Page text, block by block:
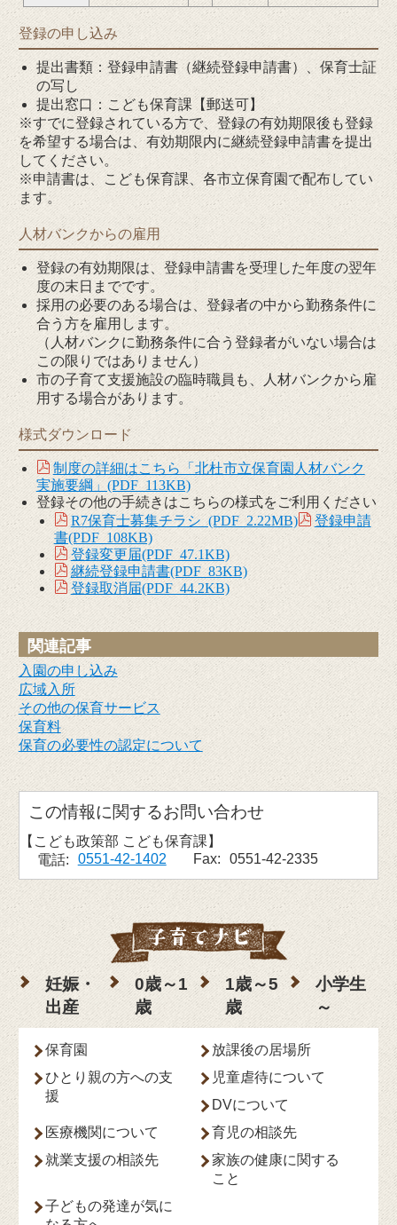
登録の申し込み
提出書類：登録申請書（継続登録申請書）、保育士証
の写し
提出窓口：こども保育課【郵送可】
※すでに登録されている方で、登録の有効期限後も登録
を希望する場合は、有効期限内に継続登録申請書を提出
してください。
※申請書は、こども保育課、各市立保育園で配布してい
ます。
人材バンクからの雇用
登録の有効期限は、登録申請書を受理した年度の翌年
度の末日までです。
採用の必要のある場合は、登録者の中から勤務条件に
合う方を雇用します。
（人材バンクに勤務条件に合う登録者がいない場合は
この限りではありません）
市の子育て支援施設の臨時職員も、人材バンクから雇
用する場合があります。
様式ダウンロード
制度の詳細はこちら「北杜市立保育園人材バンク
実施要綱」(PDF 113KB)
登録その他の手続きはこちらの様式をご利用ください
R7保育士募集チラシ (PDF 2.22MB)
登録申請
書(PDF 108KB)
登録変更届(PDF 47.1KB)
継続登録申請書(PDF 83KB)
登録取消届(PDF 44.2KB)
関連記事
入園の申し込み
広域入所
その他の保育サービス
保育料
保育の必要性の認定について
お問い合わせ
こども政策部 こども保育課
電話:
0551-42-1402 Fax: 0551-42-2335
妊娠・
出産
0歳～1
歳
1歳～5
歳
小学生
～
保育園
放課後の居場所
ひとり親の方への支
援
児童虐待について
DVについて
医療機関について
育児の相談先
就業支援の相談先
家族の健康に関する
こと
子どもの発達が気に